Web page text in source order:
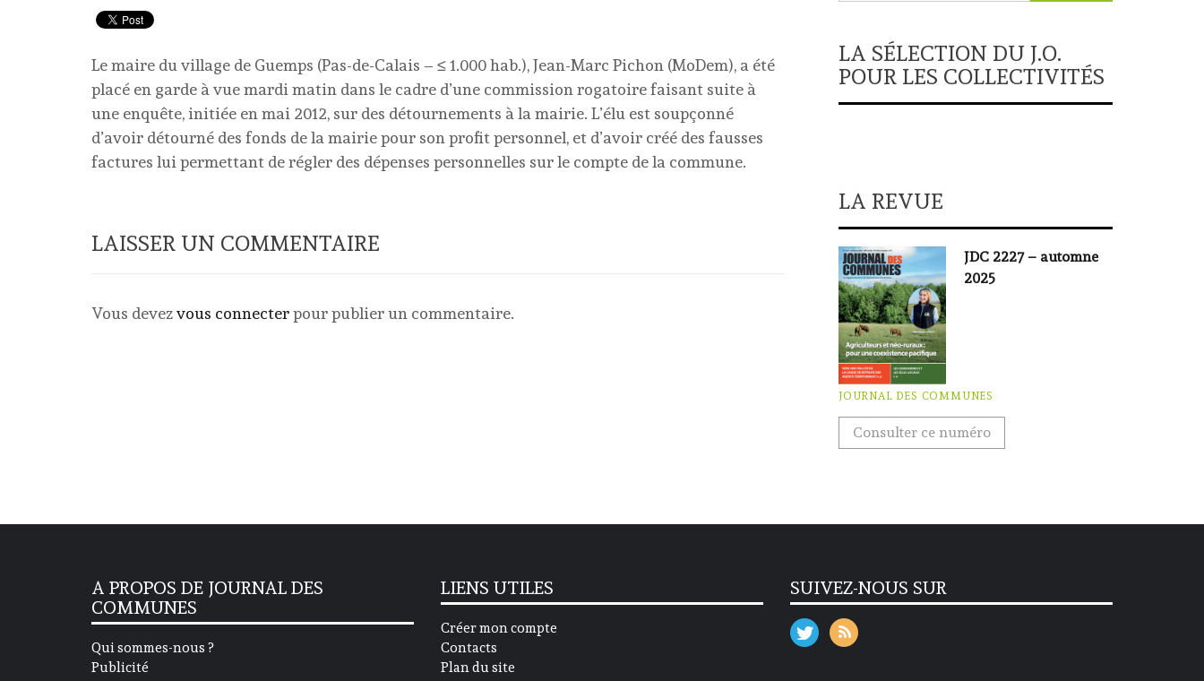
Le maire du village de Guemps (Pas-de-Calais – ≤ 1.000 hab.), Jean-Marc Pichon (MoDem), a été
placé en garde à vue mardi matin dans le cadre d’une commission rogatoire faisant suite à
une enquête, initiée en mai 2012, sur des détournements à la mairie. L’élu est soupçonné
d’avoir détourné des fonds de la mairie pour son profit personnel, et d’avoir créé des fausses
factures lui permettant de régler des dépenses personnelles sur le compte de la commune.
LAISSER UN COMMENTAIRE
Vous devezvous connecterpour publier un commentaire.
LA SÉLECTION DU J.O.
POUR LES COLLECTIVITÉS
LA REVUE
JDC 2227 – automne
2025
JOURNAL DES COMMUNES
Consulter ce numéro
A PROPOS DE JOURNAL DES
COMMUNES
Qui sommes-nous ?
Publicité
LIENS UTILES
Créer mon compte
Contacts
Plan du site
SUIVEZ-NOUS SUR